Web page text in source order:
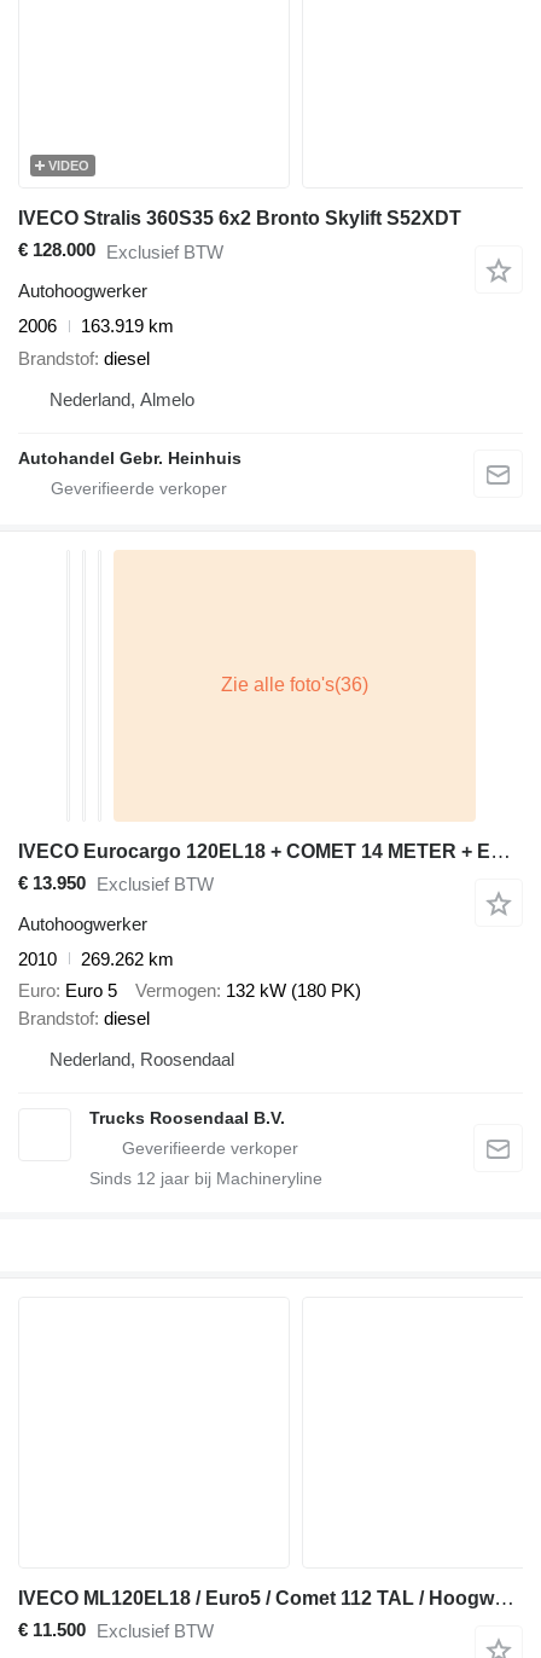
VIDEO
IVECO Stralis 360S35 6x2 Bronto Skylift S52XDT
€ 128.000 Exclusief BTW
Autohoogwerker
2006
163.919 km
Brandstof diesel
Nederland, Almelo
Autohandel Gebr. Heinhuis
IVECO Eurocargo 120EL18 + COMET 14 METER + EURO 5
€ 13.950 Exclusief BTW
Autohoogwerker
2010
269.262 km
Euro Euro 5 Vermogen 132 kW (180 PK)
Brandstof diesel
Nederland, Roosendaal
Trucks Roosendaal B.V.
Sinds 12 jaar bij Machineryline
IVECO ML120EL18 / Euro5 / Comet 112 TAL / Hoogwerker
€ 11.500 Exclusief BTW